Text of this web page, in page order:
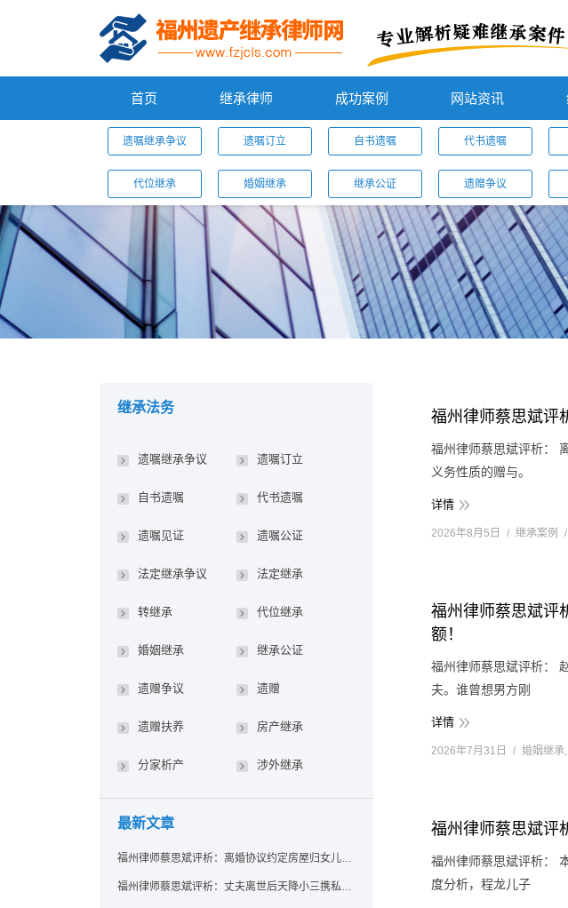
首页 继承律师 成功案例 网站资讯
遗嘱继承争议 遗嘱订立 自书遗嘱 代书遗嘱
代位继承 婚姻继承 继承公证 遗赠争议
您的位置：
福州律师蔡思斌评
福州律师蔡思斌评析：
义务性质的赠与。
详情
2026年8月5日 继承案例
福州律师蔡思斌评
额！
福州律师蔡思斌评析：
夫。谁曾想男方刚
详情
2026年7月31日 婚姻继承,
福州律师蔡思斌评
福州律师蔡思斌评析：
度分析，程龙儿子
继承法务
遗嘱继承争议 遗嘱订立
自书遗嘱 代书遗嘱
遗嘱见证 遗嘱公证
法定继承争议 法定继承
转继承 代位继承
婚姻继承 继承公证
遗赠争议 遗赠
遗赠扶养 房产继承
分家析产 涉外继承
最新文章
福州律师蔡思斌评析：离婚协议约定房屋归女儿所有，父亲去世后继母能否拒绝过户？
福州律师蔡思斌评析：丈夫离世后天降小三携私生子争遗产，法院正义判决保住原配80%份额！